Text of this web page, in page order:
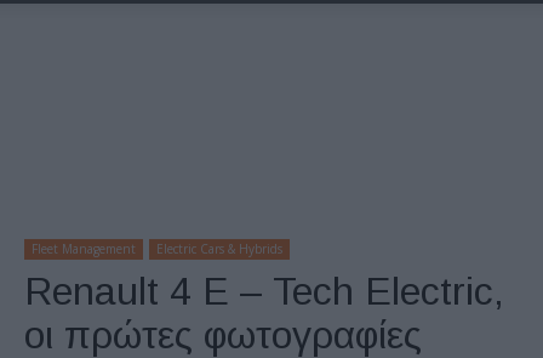
Fleet Management Electric Cars & Hybrids
Renault 4 E – Tech Electric,
οι πρώτες φωτογραφίες